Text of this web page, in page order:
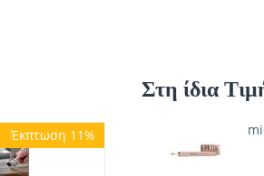
Έκπτωση 11%
Στη ίδια